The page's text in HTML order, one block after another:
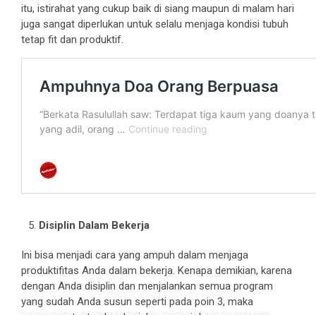
itu, istirahat yang cukup baik di siang maupun di malam hari
juga sangat diperlukan untuk selalu menjaga kondisi tubuh
tetap fit dan produktif.
Disiplin Dalam Bekerja
Ini bisa menjadi cara yang ampuh dalam menjaga
produktifitas Anda dalam bekerja. Kenapa demikian, karena
dengan Anda disiplin dan menjalankan semua program
yang sudah Anda susun seperti pada poin 3, maka